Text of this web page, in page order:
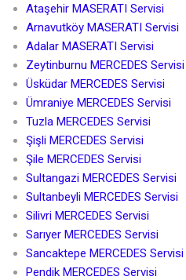
Ataşehir MASERATI Servisi
Arnavutköy MASERATI Servisi
Adalar MASERATI Servisi
Zeytinburnu MERCEDES Servisi
Üsküdar MERCEDES Servisi
Ümraniye MERCEDES Servisi
Tuzla MERCEDES Servisi
Şişli MERCEDES Servisi
Şile MERCEDES Servisi
Sultangazi MERCEDES Servisi
Sultanbeyli MERCEDES Servisi
Silivri MERCEDES Servisi
Sarıyer MERCEDES Servisi
Sancaktepe MERCEDES Servisi
Pendik MERCEDES Servisi